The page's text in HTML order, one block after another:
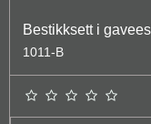
Bestikksett i
1011-B